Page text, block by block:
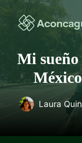
Saltar
contenido
Mi sueño
Laura